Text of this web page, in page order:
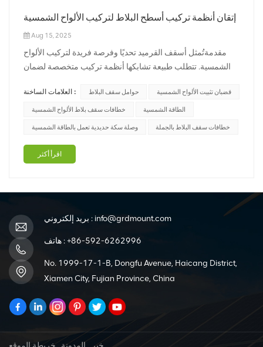
إتقان أنظمة تركيب أسطح البلاط لتركيب الألواح الشمسية
Aug 15, 2025
مقدمةتُمثل أسقف القرميد تحديًا وفرصة فريدة لتركيب الألواح
الشمسية. تتطلب طبيعة تشابكها أنظمة تركيب متخصصة لضمان
سنتعمق في تفاصيل أنظمة تركيب أسقف القرميد للألواح
الشمسية، مستكشفين الاعتبارات الرئيسية والتقنيات الشائعة
العلامات الساخنة : حوامل سقف البلاط قضبان تثبيت الألواح الشمسية
خطافات سقف بلاط الألواح الشمسية الطاقة الشمسية
وصلة سكة حديدية تعمل بالطاقة الشمسية خطافات سقف البلاط بالجملة
اقرأ أكثر
بريد إلكتروني : info@grdmount.com
هاتف :+86-592-6262996
No. 1999-17-1-B, Dongfu Avenue, Haicang District,
Xiamen City, Fujian Province, China